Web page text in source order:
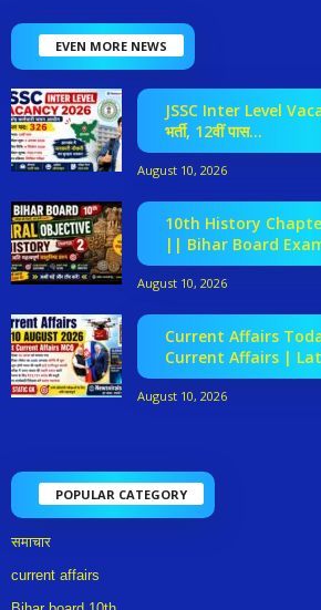
EVEN MORE NEWS
JSSC Inter Level
भर्ती, 12वीं पास...
August 10, 2026
10th History
|| Bihar Board
August 10, 2026
Current Affairs
Current Affairs |
August 10, 2026
POPULAR CATEGORY
समाचार
current affairs